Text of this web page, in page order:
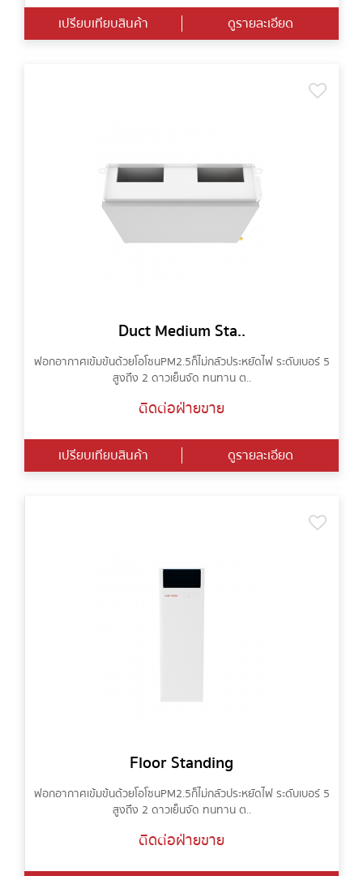
เปรียบเทียบสินค้า ดูรายละเอียด
Duct Medium Sta..
ฟอกอากาศเข้มข้นด้วยโอโซน PM2.5 ก็ไม่กลัวประหยัดไฟ ระดับเบอร์ 5
สูงถึง 2 ดาวเย็นจัด ทนทาน ต..
ติดต่อฝ่ายขาย
เปรียบเทียบสินค้า ดูรายละเอียด
Floor Standing
ฟอกอากาศเข้มข้นด้วยโอโซน PM2.5 ก็ไม่กลัวประหยัดไฟ ระดับเบอร์ 5
สูงถึง 2 ดาวเย็นจัด ทนทาน ต..
ติดต่อฝ่ายขาย